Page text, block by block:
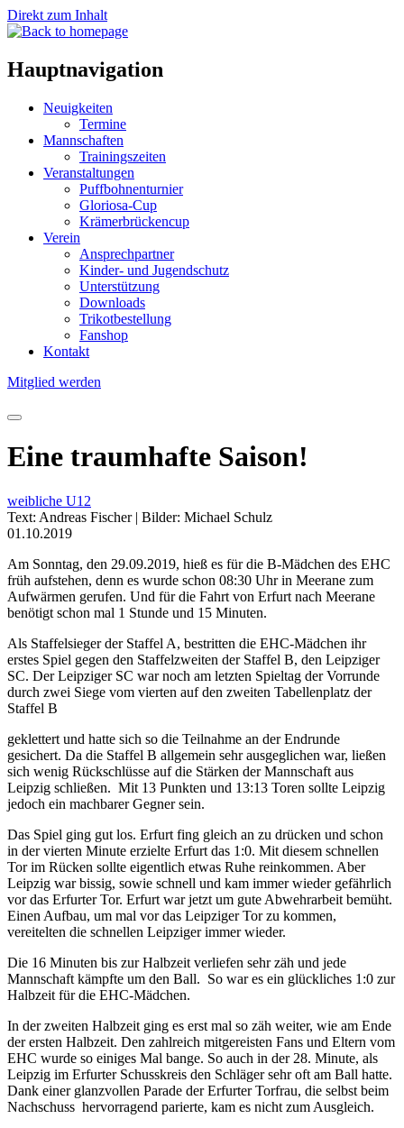
Direkt zum Inhalt
Hauptnavigation
Neuigkeiten
Termine
Mannschaften
Trainingszeiten
Veranstaltungen
Puffbohnenturnier
Gloriosa-Cup
Krämerbrückencup
Verein
Ansprechpartner
Kinder- und Jugendschutz
Unterstützung
Downloads
Trikotbestellung
Fanshop
Kontakt
Mitglied werden
Eine traumhafte Saison!
weibliche U12
Text: Andreas Fischer | Bilder: Michael Schulz
01.10.2019
Am Sonntag, den 29.09.2019, hieß es für die B-Mädchen des EHC
früh aufstehen, denn es wurde schon 08:30 Uhr in Meerane zum
Aufwärmen gerufen. Und für die Fahrt von Erfurt nach Meerane
benötigt schon mal 1 Stunde und 15 Minuten.
Als Staffelsieger der Staffel A, bestritten die EHC-Mädchen ihr
erstes Spiel gegen den Staffelzweiten der Staffel B, den Leipziger
SC. Der Leipziger SC war noch am letzten Spieltag der Vorrunde
durch zwei Siege vom vierten auf den zweiten Tabellenplatz der
Staffel B
geklettert und hatte sich so die Teilnahme an der Endrunde
gesichert. Da die Staffel B allgemein sehr ausgeglichen war, ließen
sich wenig Rückschlüsse auf die Stärken der Mannschaft aus
Leipzig schließen. Mit 13 Punkten und 13:13 Toren sollte Leipzig
jedoch ein machbarer Gegner sein.
Das Spiel ging gut los. Erfurt fing gleich an zu drücken und schon
in der vierten Minute erzielte Erfurt das 1:0. Mit diesem schnellen
Tor im Rücken sollte eigentlich etwas Ruhe reinkommen. Aber
Leipzig war bissig, sowie schnell und kam immer wieder gefährlich
vor das Erfurter Tor. Erfurt war jetzt um gute Abwehrarbeit bemüht.
Einen Aufbau, um mal vor das Leipziger Tor zu kommen,
vereitelten die schnellen Leipziger immer wieder.
Die 16 Minuten bis zur Halbzeit verliefen sehr zäh und jede
Mannschaft kämpfte um den Ball. So war es ein glückliches 1:0 zur
Halbzeit für die EHC-Mädchen.
In der zweiten Halbzeit ging es erst mal so zäh weiter, wie am Ende
der ersten Halbzeit. Den zahlreich mitgereisten Fans und Eltern vom
EHC wurde so einiges Mal bange. So auch in der 28. Minute, als
Leipzig im Erfurter Schusskreis den Schläger sehr oft am Ball hatte.
Dank einer glanzvollen Parade der Erfurter Torfrau, die selbst beim
Nachschuss hervorragend parierte, kam es nicht zum Ausgleich.